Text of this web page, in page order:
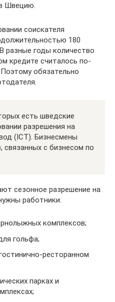
Швецию.
соискателя
180
разные годы количество
кредите считалось по-
обязательно
есть шведские
разрешения на
(ICT). Бизнесмены
связанных с бизнесом по
сезонное разрешение на
работники:
комплексов;
гольфа;
ресторанном
парках и